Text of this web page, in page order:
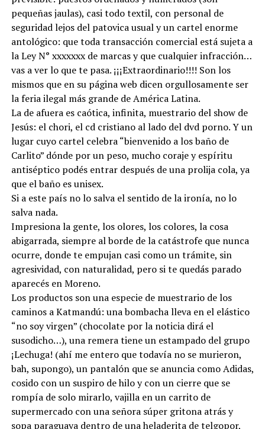
pequeñas jaulas), casi todo textil, con personal de
seguridad lejos del patovica usual y un cartel enorme
antológico: que toda transacción comercial está sujeta a
la Ley N° xxxxxxx de marcas y que cualquier infracción…
vas a ver lo que te pasa. ¡¡¡Extraordinario!!!! Son los
mismos que en su página web dicen orgullosamente ser
la feria ilegal más grande de América Latina.
La de afuera es caótica, infinita, muestrario del show de
Jesús: el chori, el cd cristiano al lado del dvd porno. Y un
lugar cuyo cartel celebra “bienvenido a los baño de
Carlito” dónde por un peso, mucho coraje y espíritu
antiséptico podés entrar después de una prolija cola, ya
que el baño es unisex.
Si a este país no lo salva el sentido de la ironía, no lo
salva nada.
Impresiona la gente, los olores, los colores, la cosa
abigarrada, siempre al borde de la catástrofe que nunca
ocurre, donde te empujan casi como un trámite, sin
agresividad, con naturalidad, pero si te quedás parado
aparecés en Moreno.
Los productos son una especie de muestrario de los
caminos a Katmandú: una bombacha lleva en el elástico
“no soy virgen” (chocolate por la noticia dirá el
susodicho…), una remera tiene un estampado del grupo
¡Lechuga! (ahí me entero que todavía no se murieron,
bah, supongo), un pantalón que se anuncia como Adidas,
cosido con un suspiro de hilo y con un cierre que se
rompía de solo mirarlo, vajilla en un carrito de
supermercado con una señora súper gritona atrás y
sopa paraguaya dentro de una heladerita de telgopor,